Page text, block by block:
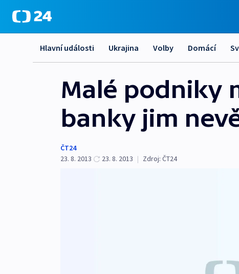
Hlavní události Ukrajina Volby Domácí
Malé podniky
banky jim
ČT24
23. 8. 2013
23. 8. 2013 | Zdroj: ČT24